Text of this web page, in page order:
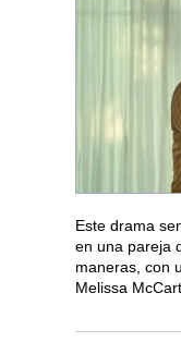
Este drama
en una pareja
maneras, con
Melissa